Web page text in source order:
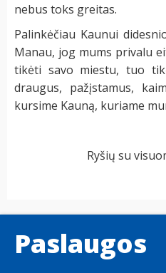
nebus toks greitas.
Palinkėčiau Kaunui
Manau, jog mums privalu
tikėti savo miestu, tuo
draugus, pažįstamus,
kursime Kauną, kuriame
Ryšių su
Paslaugos